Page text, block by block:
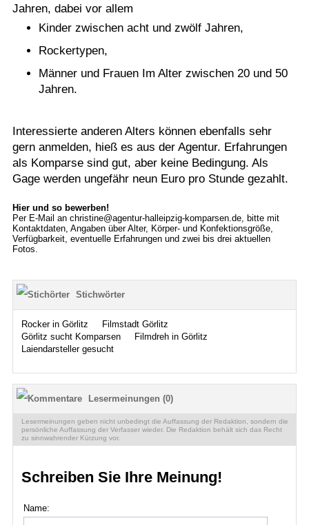
Jahren, dabei vor allem
Kinder zwischen acht und zwölf Jahren,
Rockertypen,
Männer und Frauen Im Alter zwischen 20 und 50
Jahren.
Interessierte anderen Alters können ebenfalls sehr
gern anmelden, hieß es aus der Agentur. Erfahrungen
als Komparse sind gut, aber keine Bedingung. Als
Gage werden ungefähr neun Euro pro Stunde gezahlt.
Hier und so bewerben!
Per E-Mail an christine@agentur-halleipzig-komparsen.de, bitte mit
Kontaktdaten, Angaben über Alter, Körper- und Konfektionsgröße,
Verfügbarkeit, eventuelle Erfahrungen und zwei bis drei aktuellen
Fotos.
Stichwörter
Rocker in Görlitz
Filmstadt Görlitz
Görlitz sucht Komparsen
Filmdreh in Görlitz
Laiendarsteller gesucht
Lesermeinungen (0)
Lesermeinungen geben nicht unbedingt die Auffassung der Redaktion, sondern die
persönliche Auffassung der Verfasser wieder. Die Redaktion behält sich das Recht
zu sinnwahrender Kürzung vor.
Schreiben Sie Ihre Meinung!
Name: